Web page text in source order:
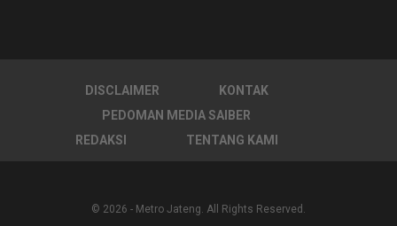
DISCLAIMER
KONTAK
PEDOMAN MEDIA SAIBER
REDAKSI
TENTANG KAMI
© 2026 - Metro Jateng. All Rights Reserved.